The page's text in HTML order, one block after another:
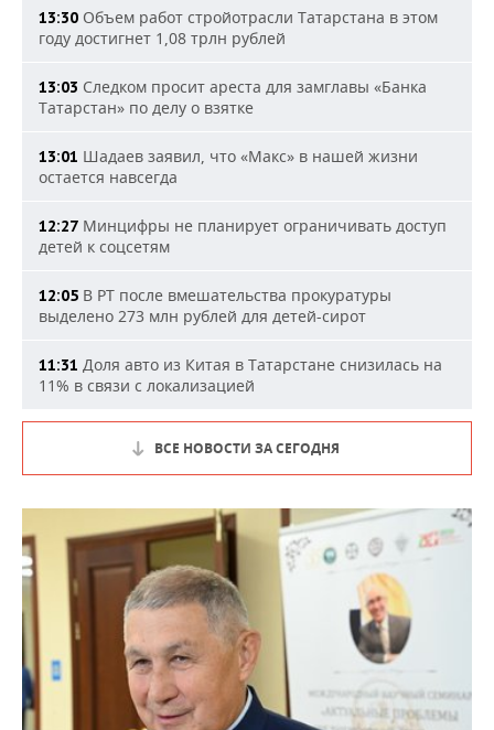
13:30 Объем работ стройотрасли Татарстана в этом
году достигнет 1,08 трлн рублей
13:03 Следком просит ареста для замглавы «Банка
Татарстан» по делу о взятке
13:01 Шадаев заявил, что «Макс» в нашей жизни
остается навсегда
12:27 Минцифры не планирует ограничивать доступ
детей к соцсетям
12:05 В РТ после вмешательства прокуратуры
выделено 273 млн рублей для детей-сирот
11:31 Доля авто из Китая в Татарстане снизилась на
11% в связи с локализацией
ВСЕ НОВОСТИ ЗА СЕГОДНЯ